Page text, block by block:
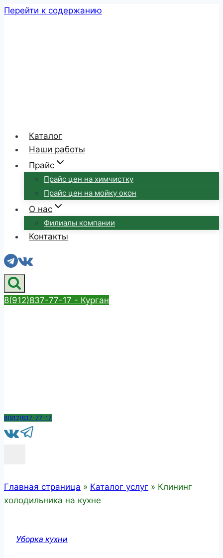
Перейти к содержанию
Каталог
Наши работы
Прайс
Прайс цен на химчистку
Прайс цен на мойку окон
О нас
Филиалы компании
Контакты
8(912)837-77-17 - Курган
8(912)837-77-17
Главная страница » Каталог услуг » Клининг
холодильника на кухне
Уборка кухни